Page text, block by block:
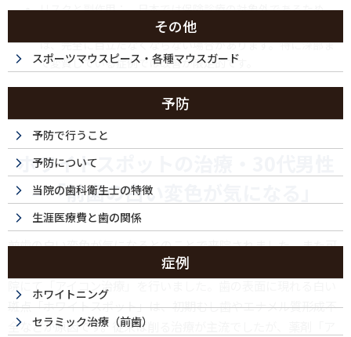
リスクと副作用： 日本では保険診療の対象外であるため、
自費での対応となります。ホワイトスポットの状態によって
は、完全に目立たなくならない場合があります。特に深部ま
で変質している症例では改善が限定的です。
ホワイトスポットの治療・30代男性
– 「前歯の白い変色が気になる」
前歯の白い変色が気になるとのことで来院されました。また可
能な限り歯を削らずに治療したいとのご希望があったため、当
院にて「アイコン治療」を行いました。歯の表面に現れる白い
斑点「ホワイトスポット」は、初期むし歯やエナメル質形成不
全などが原因です。従来は削る治療が主流でしたが、薬剤「ア
その他
スポーツマウスピース・各種マウスガード
予防
予防で行うこと
予防について
当院の歯科衛生士の特徴
生涯医療費と歯の関係
症例
ホワイトニング
セラミック治療（前歯）